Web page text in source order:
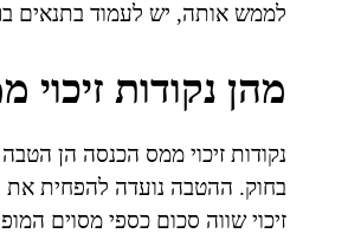
לממש אותה, יש לעמוד בתנאים
מהן נקודות
נקודות זיכוי ממס הכנסה הן
בחוק. ההטבה נועדה להפחית את
זיכוי שווה סכום כספי מסוים